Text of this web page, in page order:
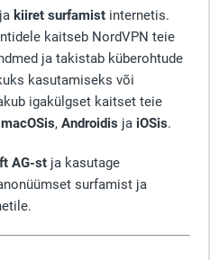
ja kiiret surfamist internetis.
kaitseb NordVPN teie
ja takistab küberohtude
kasutamiseks või
igakülgset kaitset teie
macOSis, Androidis ja iOSis.
AG-st ja kasutage
surfamist ja